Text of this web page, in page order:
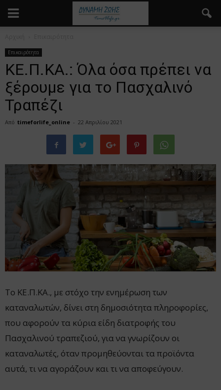
Επικαιρότητα
ΚΕ.Π.ΚΑ.: Όλα όσα πρέπει να
ξέρουμε για το Πασχαλινό
Τραπέζι
Από timeforlife_online - 22 Απριλίου 2021
Το ΚΕ.Π.ΚΑ., με στόχο την ενημέρωση των
καταναλωτών, δίνει στη δημοσιότητα πληροφορίες,
που αφορούν τα κύρια είδη διατροφής του
Πασχαλινού τραπεζιού, για να γνωρίζουν οι
καταναλωτές, όταν προμηθεύονται τα προϊόντα
αυτά, τι να αγοράζουν και τι να αποφεύγουν.